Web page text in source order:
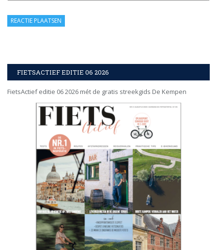
FIETSACTIEF EDITIE 06 2026
FietsActief editie 06 2026 mét de gratis streekgids De Kempen